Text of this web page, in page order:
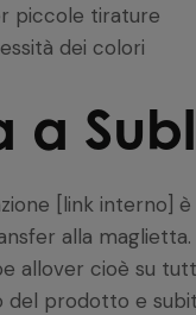
piccole tirature
dei colori
a
[link interno]
alla
allover cioè su
del prodotto e